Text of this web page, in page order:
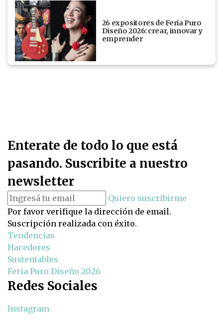
26 expositores de Feria Puro
Diseño 2026: crear, innovar y
emprender
Enterate de todo lo que está
pasando. Suscribite a nuestro
newsletter
Quiero suscribirme
Por favor verifique la dirección de email.
Suscripción realizada con éxito.
Tendencias
Hacedores
Sustentables
Feria Puro Diseño 2026
Redes Sociales
Instagram